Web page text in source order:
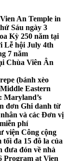
An Temple in
Sáu ngày 3
Kỳ 250 năm tại
Lễ hội July 4th
7 năm
Chùa Viên Ân
(bánh xèo
Middle Eastern
Maryland’s
đơn Ghi danh từ
và các Đơn vị
phí
viện Công cộng
đa 15 đô la của
đưa đón về nhà
Program at Vien